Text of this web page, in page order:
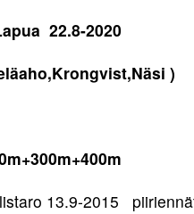
22.8-2020
)
13.9-2015